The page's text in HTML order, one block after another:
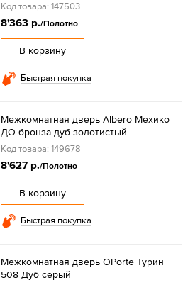
Код товара: 147503
8'363 р./Полотно
В корзину
Быстрая покупка
Межкомнатная дверь Albero Мехико
ДО бронза дуб золотистый
Код товара: 149678
8'627 р./Полотно
В корзину
Быстрая покупка
Межкомнатная дверь OPorte Турин
508 Дуб серый